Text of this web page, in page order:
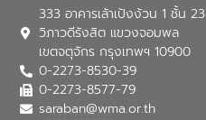
333 อาคารเล้าเป้งง้วน 1 ชั้น 23
วิภาวดีรังสิต แขวงจอมพล
เขตจตุจักร กรุงเทพฯ 10900
0-2273-8530-39
0-2273-8577-79
saraban@wma.or.th